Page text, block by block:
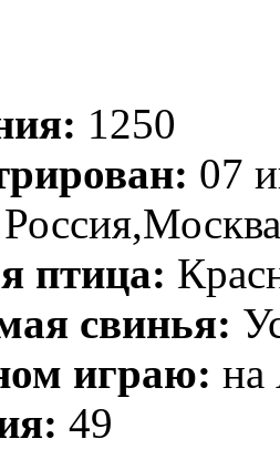
1250
07
птица:
свинья:
играю: на
49